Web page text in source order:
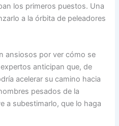
los primeros puestos. Una
a la órbita de peleadores
ansiosos por ver cómo se
anticipan que, de
acelerar su camino hacia
pesados de la
a subestimarlo, que lo haga